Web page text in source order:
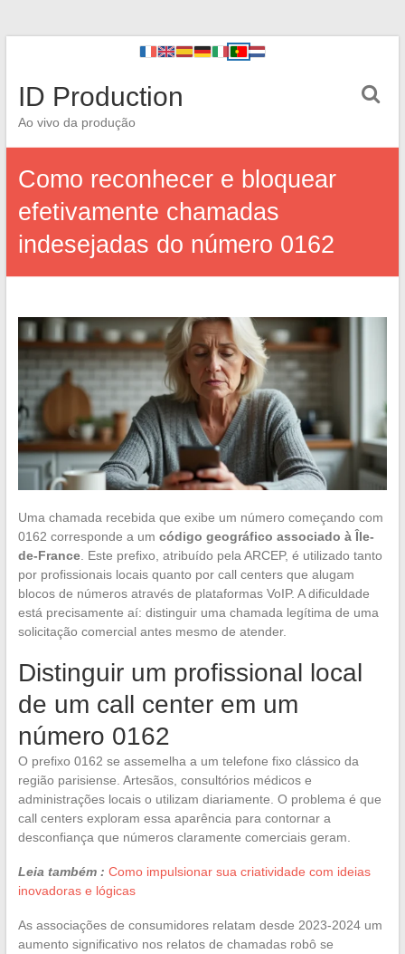
ID Production
Ao vivo da produção
Como reconhecer e bloquear
efetivamente chamadas
indesejadas do número 0162
Uma chamada recebida que exibe um número começando com
0162 corresponde a um código geográfico associado à Île-
de-France. Este prefixo, atribuído pela ARCEP, é utilizado tanto
por profissionais locais quanto por call centers que alugam
blocos de números através de plataformas VoIP. A dificuldade
está precisamente aí: distinguir uma chamada legítima de uma
solicitação comercial antes mesmo de atender.
Distinguir um profissional local
de um call center em um
número 0162
O prefixo 0162 se assemelha a um telefone fixo clássico da
região parisiense. Artesãos, consultórios médicos e
administrações locais o utilizam diariamente. O problema é que
call centers exploram essa aparência para contornar a
desconfiança que números claramente comerciais geram.
Leia também : Como impulsionar sua criatividade com ideias
inovadoras e lógicas
As associações de consumidores relatam desde 2023-2024 um
aumento significativo nos relatos de chamadas robô se